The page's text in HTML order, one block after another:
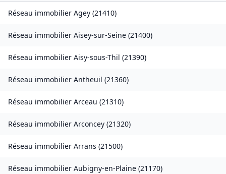
Réseau immobilier Agey (21410)
Réseau immobilier Aisey-sur-Seine (21400)
Réseau immobilier Aisy-sous-Thil (21390)
Réseau immobilier Antheuil (21360)
Réseau immobilier Arceau (21310)
Réseau immobilier Arconcey (21320)
Réseau immobilier Arrans (21500)
Réseau immobilier Aubigny-en-Plaine (21170)